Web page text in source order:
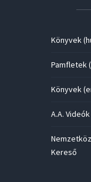
Könyvek
Pamfletek
Könyvek
A.A. Videók
Kereső